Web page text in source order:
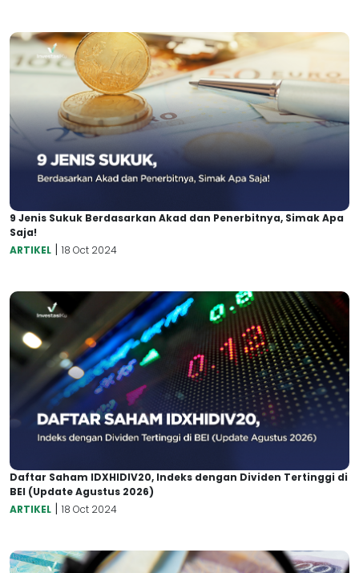
9 Jenis Sukuk Berdasarkan Akad dan Penerbitnya, Simak Apa
Saja!
ARTIKEL | 18 Oct 2024
Daftar Saham IDXHIDIV20, Indeks dengan Dividen Tertinggi di
BEI (Update Agustus 2026)
ARTIKEL | 18 Oct 2024